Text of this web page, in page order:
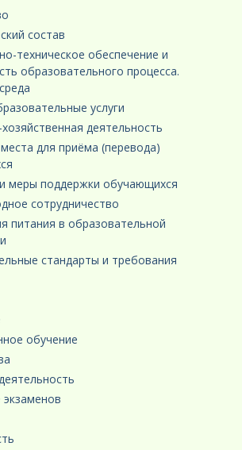
состав
техническое обеспечение и
образовательного процесса.
услуги
деятельность
для приёма (перевода)
меры поддержки обучающихся
сотрудничество
питания в образовательной
стандарты и требования
обучение
экзаменов